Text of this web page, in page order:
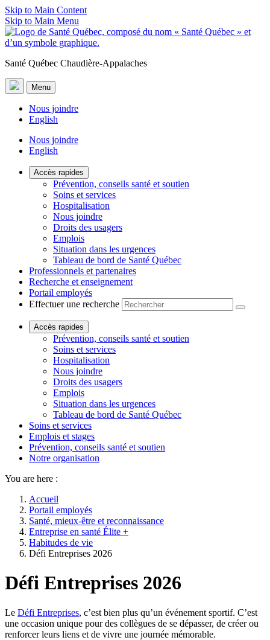
Skip to Main Content
Skip to Main Menu
Santé Québec Chaudière-Appalaches
Menu
Nous joindre
English
Nous joindre
English
Accès rapides
Prévention, conseils santé et soutien
Soins et services
Hospitalisation
Nous joindre
Droits des usagers
Emplois
Situation dans les urgences
Tableau de bord de Santé Québec
Professionnels et partenaires
Recherche et enseignement
Portail employés
Effectuer une recherche
Accès rapides
Prévention, conseils santé et soutien
Soins et services
Hospitalisation
Nous joindre
Droits des usagers
Emplois
Situation dans les urgences
Tableau de bord de Santé Québec
Soins et services
Emplois et stages
Prévention, conseils santé et soutien
Notre organisation
You are here :
Accueil
Portail employés
Santé, mieux-être et reconnaissance
Entreprise en santé Élite +
Habitudes de vie
Défi Entreprises 2026
Défi Entreprises 2026
Le Défi Entreprises, c’est bien plus qu’un événement sportif. C’est
une occasion unique pour des collègues de se dépasser, de créer ou
renforcer leurs liens et de vivre une journée mémorable.